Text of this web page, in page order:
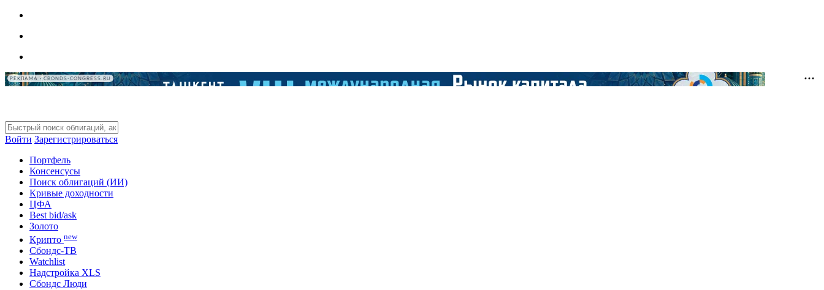
РЕКЛАМА • CBONDS-CONGRESS.RU
Войти Зарегистрироваться
Портфель
Консенсусы
Поиск облигаций (ИИ)
Кривые доходности
ЦФА
Best bid/ask
Золото
Крипто new
Сбондс-ТВ
Watchlist
Надстройка XLS
Сбондс Люди